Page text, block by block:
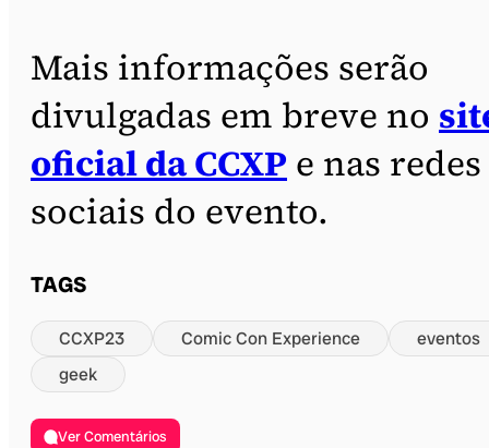
Mais informações serão
divulgadas em breve no
oficial da CCXP e nas redes
sociais do evento.
TAGS
CCXP23 Comic Con Experience
eventos
geek
Ver Comentários